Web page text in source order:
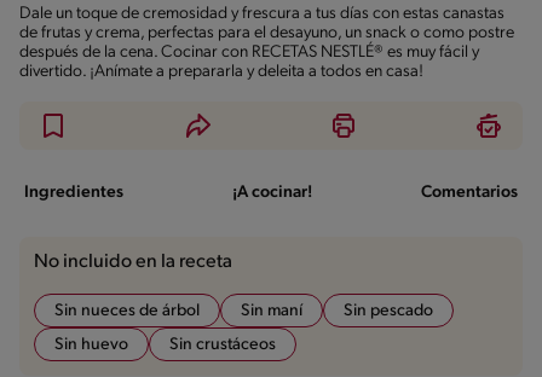
Dale un toque de cremosidad y frescura a tus días con estas canastas
de frutas y crema, perfectas para el desayuno, un snack o como postre
después de la cena. Cocinar con RECETAS NESTLÉ® es muy fácil y
divertido. ¡Anímate a prepararla y deleita a todos en casa!
Ingredientes ¡A cocinar! Comentarios
No incluido en la receta
Sin nueces de árbol Sin maní
Sin pescado
Sin huevo
Sin crustáceos